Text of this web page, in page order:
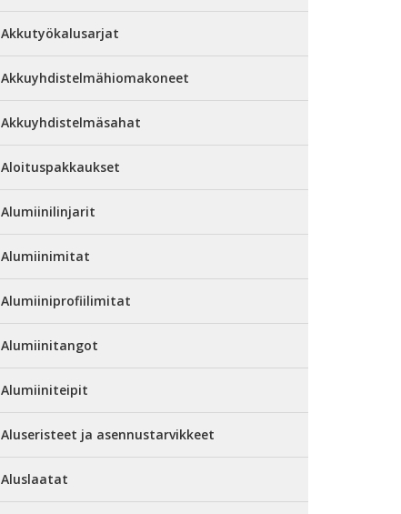
Akkutyökalusarjat
Akkuyhdistelmähiomakoneet
Akkuyhdistelmäsahat
Aloituspakkaukset
Alumiinilinjarit
Alumiinimitat
Alumiiniprofiilimitat
Alumiinitangot
Alumiiniteipit
Aluseristeet ja asennustarvikkeet
Aluslaatat